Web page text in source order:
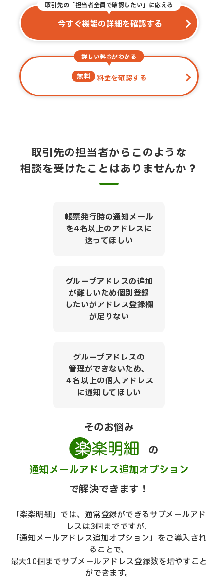
取引先の「担当者全員で確認したい」に応える
今すぐ機能の詳細を確認する
詳しい料金がわかる
無料 料金を確認する
取引先の担当者からこのような
相談を受けたことはありませんか？
帳票発行時の通知メール
を4名以上のアドレスに
送ってほしい
グループアドレスの追加
が難しいため個別登録
したいがアドレス登録欄
が足りない
グループアドレスの
管理ができないため、
４名以上の個人アドレス
に通知してほしい
そのお悩み
の
通知メールアドレス追加オプション
で解決できます！
「楽楽明細」では、通常登録ができるサブメールアド
レスは3個までですが、
「通知メールアドレス追加オプション」をご導入され
ることで、
最大10個までサブメールアドレス登録数を増やすこと
ができます。